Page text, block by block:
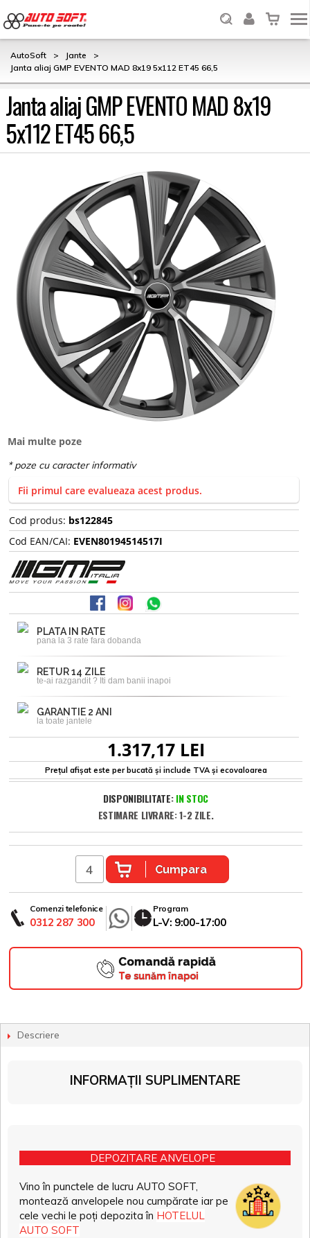
AutoSoft > Jante
>
Janta aliaj GMP EVENTO MAD 8x19 5x112 ET45 66,5
Janta aliaj GMP EVENTO MAD 8x19
5x112 ET45 66,5
Mai multe poze
Fii primul care evalueaza acest produs.
Cod produs: bs122845
Cod EAN/CAI: EVEN80194514517I
PLATA IN RATE
pana la 3 rate fara dobanda
RETUR 14 ZILE
te-ai razgandit ? Iti dam banii inapoi
GARANTIE 2 ANI
la toate jantele
1.317,17 LEI
Prețul afișat este per bucată și include TVA și ecovaloarea
DISPONIBILITATE: IN STOC
ESTIMARE LIVRARE: 1-2 ZILE.
Cumpara
Comenzi telefonice
0312 287 300
Program
L-V: 9:00-17:00
Comandă rapidă
Te sunăm înapoi
Descriere
INFORMAȚII SUPLIMENTARE
DEPOZITARE ANVELOPE
Vino în punctele de lucru AUTO SOFT,
montează anvelopele nou cumpărate iar pe
cele vechi le poți depozita în HOTELUL
AUTO SOFT